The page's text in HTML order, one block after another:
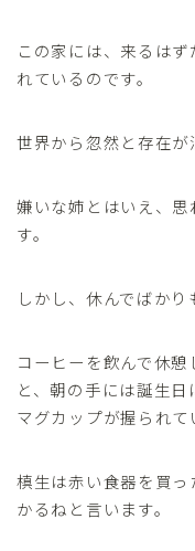
この家には、来るは
れているのです。
世界から忽然と存在が
嫌いな姉とはいえ、
す。
しかし、休んでばかり
コーヒーを飲んで休
と、朝の手には誕生
マグカップが握られて
槙生は赤い食器を買
かるねと言います。